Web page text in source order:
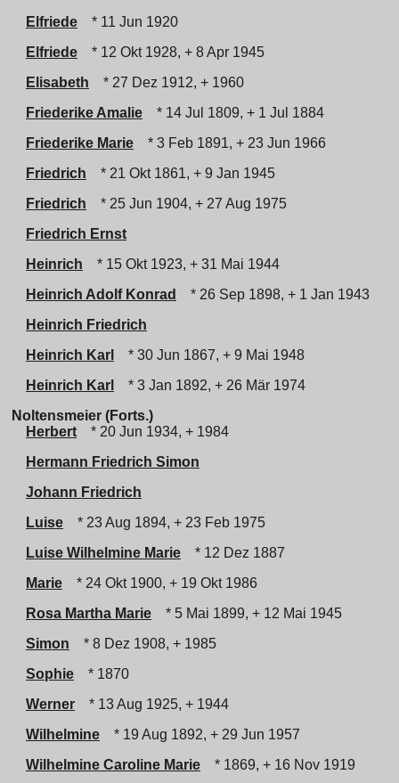
Elfriede
* 11 Jun 1920
Elfriede
* 12 Okt 1928, + 8 Apr 1945
Elisabeth
* 27 Dez 1912, + 1960
Friederike Amalie
* 14 Jul 1809, + 1 Jul 1884
Friederike Marie
* 3 Feb 1891, + 23 Jun 1966
Friedrich
* 21 Okt 1861, + 9 Jan 1945
Friedrich
* 25 Jun 1904, + 27 Aug 1975
Friedrich Ernst
Heinrich
* 15 Okt 1923, + 31 Mai 1944
Heinrich Adolf Konrad
* 26 Sep 1898, + 1 Jan 1943
Heinrich Friedrich
Heinrich Karl
* 30 Jun 1867, + 9 Mai 1948
Heinrich Karl
* 3 Jan 1892, + 26 Mär 1974
Noltensmeier (Forts.)
Herbert
* 20 Jun 1934, + 1984
Hermann Friedrich Simon
Johann Friedrich
Luise
* 23 Aug 1894, + 23 Feb 1975
Luise Wilhelmine Marie
* 12 Dez 1887
Marie
* 24 Okt 1900, + 19 Okt 1986
Rosa Martha Marie
* 5 Mai 1899, + 12 Mai 1945
Simon
* 8 Dez 1908, + 1985
Sophie
* 1870
Werner
* 13 Aug 1925, + 1944
Wilhelmine
* 19 Aug 1892, + 29 Jun 1957
Wilhelmine Caroline Marie
* 1869, + 16 Nov 1919